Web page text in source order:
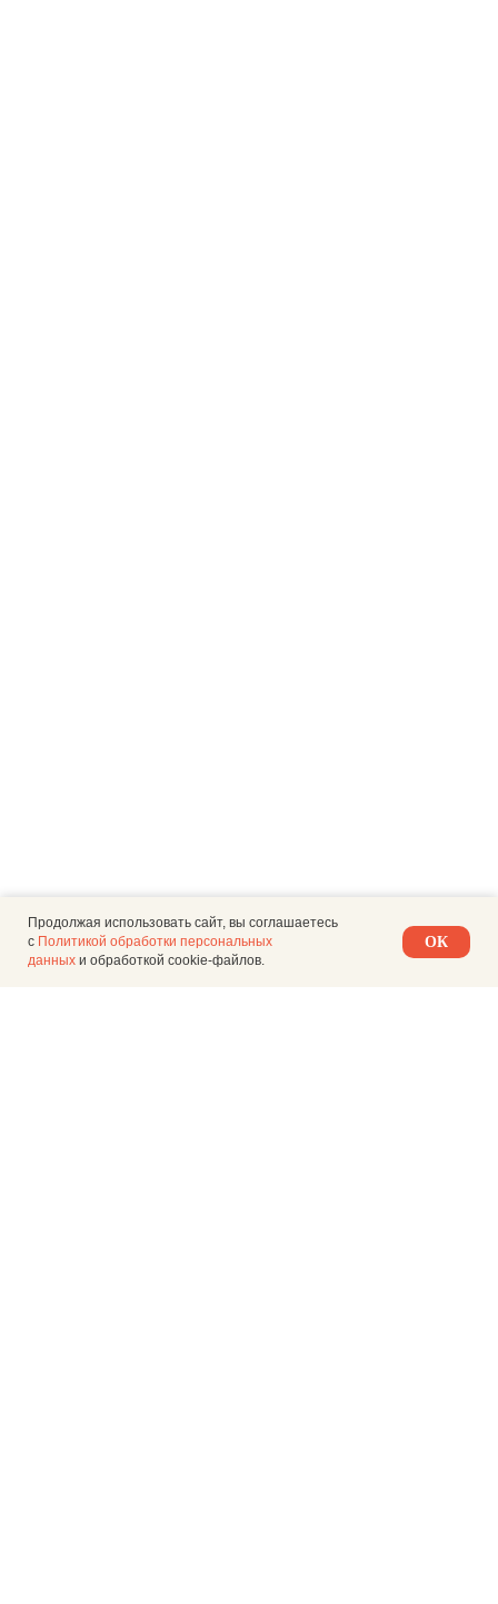
Продолжая использовать сайт, вы соглашаетесь
с Политикой обработки персональных
данных и обработкой cookie-файлов.
ОК